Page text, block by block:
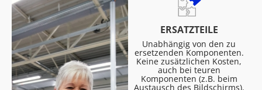
ERSATZTEILE
Unabhängig von den zu
ersetzenden Komponenten.
Keine zusätzlichen Kosten,
auch bei teuren
Komponenten (z.B. beim
Austausch des Bildschirms).